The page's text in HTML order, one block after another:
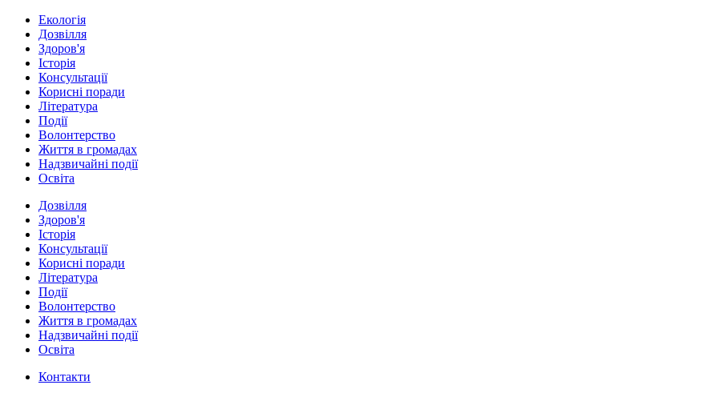
Екологія
Дозвілля
Здоров'я
Історія
Консультації
Корисні поради
Література
Події
Волонтерство
Життя в громадах
Надзвичайні події
Освіта
Дозвілля
Здоров'я
Історія
Консультації
Корисні поради
Література
Події
Волонтерство
Життя в громадах
Надзвичайні події
Освіта
Контакти